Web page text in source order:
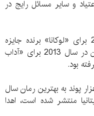
و سایر مسائل رایج در
کینگ‌ سالور پیش از این در سال 2010 برای «لوکانا» برنده جایزه
ادبیات داستانی زنان شده بود. او همچنین در سال 2013 برای «آداب
بود.
ادبیات داستانی زنان به ارزش 30 هزار پوند به بهترین رمان سال
منتشر شده است، اهدا